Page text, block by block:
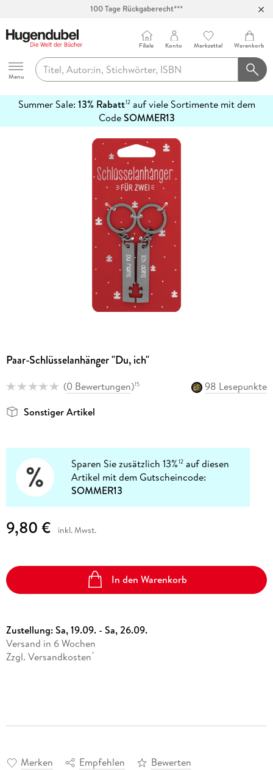
Abholung in über 100 Filialen
Hugendubel
Menu
Filiale Konto Merkzettel Warenkorb
Summer Sale: 13% Rabatt12auf viele Sortimente mit dem
CodeSOMMER13
erfahren
Paar-Schlüsselanhänger "Du, ich"
(0 Bewertungen)15
98 Lesepunkte
Sonstiger Artikel
Sparen Sie zusätzlich 13%12 auf diesen
Artikel mit dem Gutscheincode:
SOMMER13
9,80 € inkl. Mwst.
In den Warenkorb
Zustellung:Sa, 19.09. - Sa, 26.09.
Versand in 6 Wochen
Zzgl. Versandkosten *
Merken Empfehlen Bewerten